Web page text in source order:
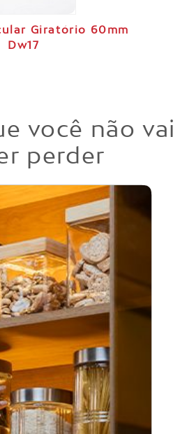
Giratório 60mm
Dw17
você não vai
perder